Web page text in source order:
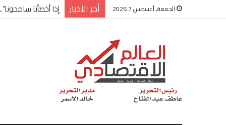
الجمعة, أغسطس 7 2026 أخر الأخبار إذا أخطأنا